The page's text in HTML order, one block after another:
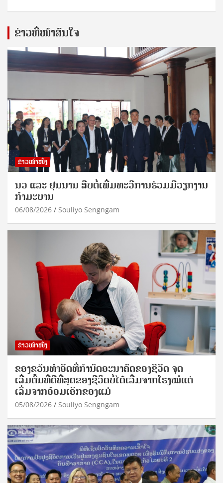
ຂ່າວທີ່ໜ້າສົນໃຈ
ຂ່າວໜ້າໜຶ່ງ
ນວ ແລະ ຢຸນນານ ສືບຕໍ່ເພີ່ມທະວີການຮ່ວມມືວຽກງານ
ກຳມະບານ
06/08/2026 Souliyo Sengngam
ຂ່າວໜ້າໜຶ່ງ
ຂອງຂວັນທໍາອິດທີ່ກໍານົດອະນາຄົດຂອງຊີວິດ ຈຸດ
ເລີ່ມຕົ້ນທີ່ດີທີ່ສຸດຂອງຊີວິດບໍ່ໄດ້ເລີ່ມຈາກໂຮງໝໍແຕ່
ເລີ່ມຈາກອ້ອມເອິກຂອງແມ່
05/08/2026 Souliyo Sengngam